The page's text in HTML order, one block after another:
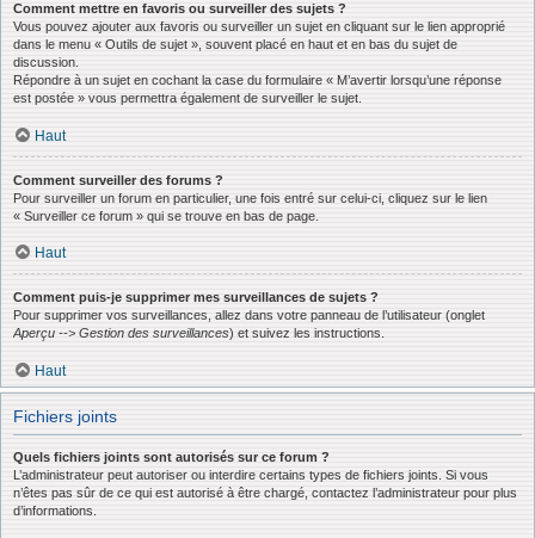
Comment mettre en favoris ou surveiller des sujets ?
Vous pouvez ajouter aux favoris ou surveiller un sujet en cliquant sur le lien approprié
dans le menu « Outils de sujet », souvent placé en haut et en bas du sujet de
discussion.
Répondre à un sujet en cochant la case du formulaire « M’avertir lorsqu’une réponse
est postée » vous permettra également de surveiller le sujet.
Haut
Comment surveiller des forums ?
Pour surveiller un forum en particulier, une fois entré sur celui-ci, cliquez sur le lien
« Surveiller ce forum » qui se trouve en bas de page.
Haut
Comment puis-je supprimer mes surveillances de sujets ?
Pour supprimer vos surveillances, allez dans votre panneau de l’utilisateur (onglet
Aperçu --> Gestion des surveillances) et suivez les instructions.
Haut
Fichiers joints
Quels fichiers joints sont autorisés sur ce forum ?
L’administrateur peut autoriser ou interdire certains types de fichiers joints. Si vous
n’êtes pas sûr de ce qui est autorisé à être chargé, contactez l’administrateur pour plus
d’informations.